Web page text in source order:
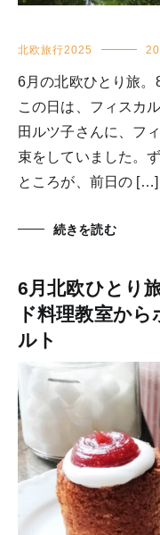
北欧旅行2025
6月の北欧ひとり旅。
この日は、フィスカ
田ルツ子さんに、フ
束をしていました。
ところが、前日の […]
続きを読む
6月北欧ひとり
ド料理教室か
ルト